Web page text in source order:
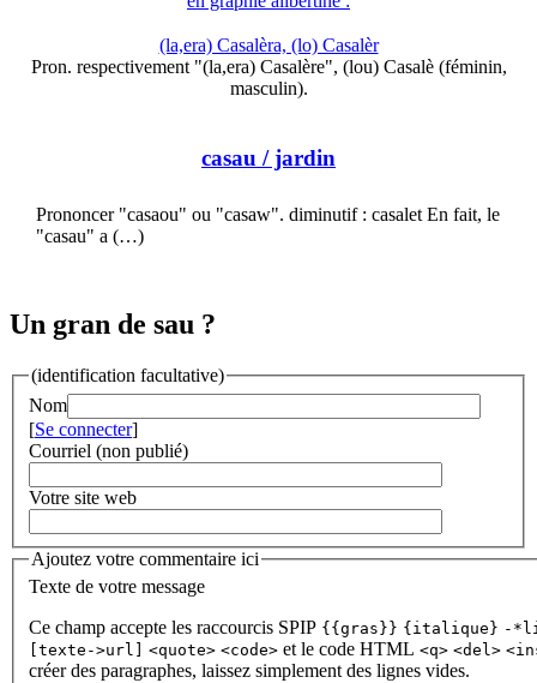
(la,era) Casalèra, (lo) Casalèr
Pron. respectivement "(la,era) Casalère", (lou) Casalè (féminin,
masculin).
casau / jardin
Prononcer "casaou" ou "casaw". diminutif : casalet En fait, le
"casau" a (…)
Un gran de sau ?
(identification facultative)
Nom
[Se connecter]
Courriel (non publié)
Votre site web
Ajoutez votre commentaire ici
Texte de votre message
Ce champ accepte les raccourcis SPIP {{gras}} {italique} -
[texte->url]
<quote> <code> et le code HTML <q> <del>
créer des paragraphes, laissez simplement des lignes vides.